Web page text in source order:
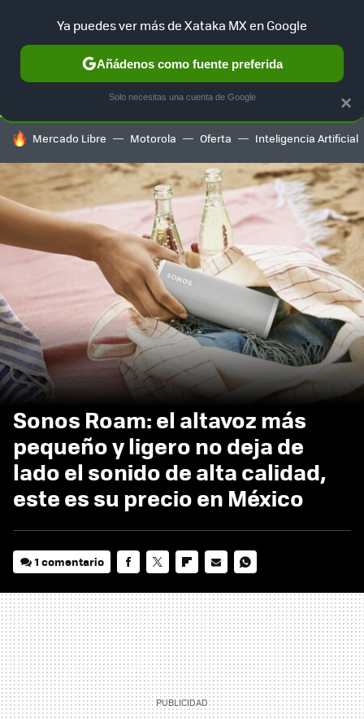
SELECCIÓN GAMING HOME AUTO TERRITORIO
HOY SE HABLA DE
Mercado Libre Motorola Oferta Inteligencia Artificial
Sonos Roam: el altavoz más
pequeño y ligero no deja de
lado el sonido de alta calidad,
este es su precio en México
1 comentario
MAIL
×
Ya puedes ver más de Xataka MX en Google
Añádenos como fuente preferida
Solo necesitas una cuenta de Google